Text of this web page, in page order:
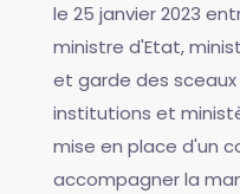
le 25 janvier 2023
ministre d'Etat,
et garde des
institutions et
mise en place d'un
accompagner la